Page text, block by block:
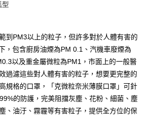
含以上)免運費
含以上)免運費
型
到PM3以上的粒子，但許多對於人體有害的
，包含廚房油煙為PM 0.1、汽機車廢煙為
以及重金屬微粒為PM1，市面上的一般醫
過濾這些對人體有害的粒子，想要更完整的
規格的口罩，「克微粒奈米薄膜口罩」可針
的防護，完美阻擋灰塵、花粉、細菌、塵
、油汙、霧霾等有害粒子，提供全方位的保